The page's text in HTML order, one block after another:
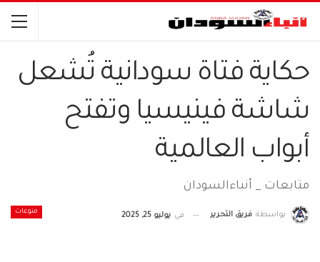
حكاية فتاة سودانية تُشعل
شاشة فينيسيا وتفتح
أبواب العالمية
متابعات _ أنباءالسودان
منوعات بواسطة فريق التحرير في يوليو 25, 2025